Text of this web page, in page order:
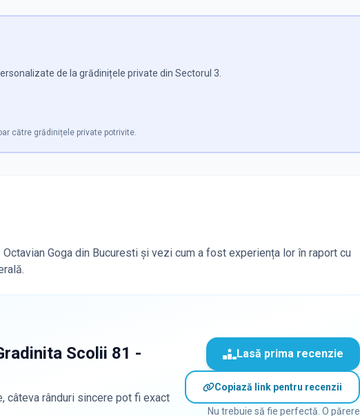
de la grădinițele private din Sectorul 3.
către grădinițele private potrivite.
Goga din Bucuresti și vezi cum a fost experiența lor în raport cu
Scolii 81 -
câteva rânduri sincere pot fi exact
Lasă prima recenzie
Copiază link pentru recenzii
Nu trebuie să fie perfectă. O părere